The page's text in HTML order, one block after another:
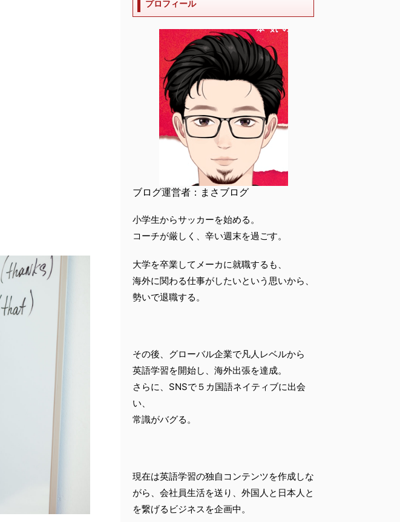
プロフィール
ブログ運営者：まさブログ
小学生からサッカーを始める。
コーチが厳しく、辛い週末を過ごす。
大学を卒業してメーカに就職するも、
海外に関わる仕事がしたいという思いから、
勢いで退職する。
その後、グローバル企業で凡人レベルから
英語学習を開始し、海外出張を達成。
さらに、SNSで５カ国語ネイティブに出会
い、
常識がバグる。
現在は英語学習の独自コンテンツを作成しな
がら、会社員生活を送り、外国人と日本人と
を繋げるビジネスを企画中。